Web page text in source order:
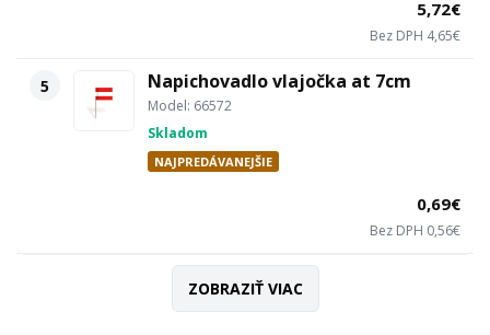
5,72€
Bez DPH 4,65€
5 Napichovadlo vlajočka at 7cm
Model: 66572
Skladom
NAJPREDÁVANEJŠIE
0,69€
Bez DPH 0,56€